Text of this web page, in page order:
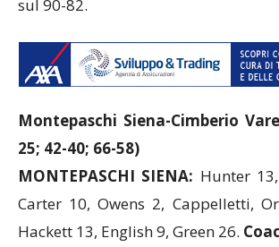
sul 90-82.
Montepaschi Siena-Cimberio
25; 42-40; 66-58)
MONTEPASCHI SIENA: Hunter
Carter 10, Owens 2, Cappelletti,
Hackett 13, English 9, Green 26.